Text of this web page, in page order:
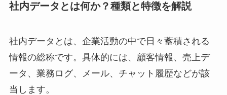
社内データとは何か？種類と特徴を解説
社内データとは、企業活動の中で日々蓄積される
情報の総称です。具体的には、顧客情報、売上デ
ータ、業務ログ、メール、チャット履歴などが該
当します。